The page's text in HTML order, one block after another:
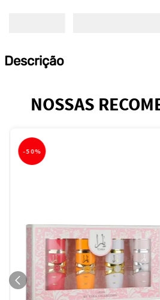
Descrição
NOSSAS
-50%